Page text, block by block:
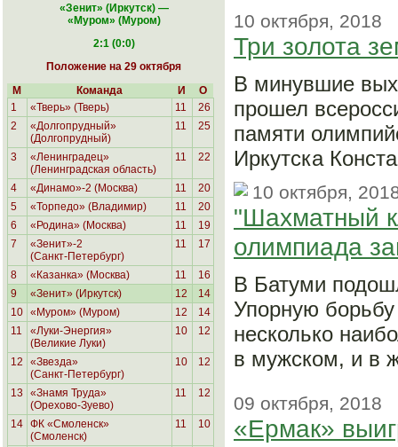
«Зенит» (Иркутск) —
«Муром» (Муром)
2:1 (0:0)
Положение на 29 октября
М
Команда И
О
1
«Тверь» (Тверь) 11
26
2
«Долгопрудный»
(Долгопрудный)
11 25
3
«Ленинградец»
(Ленинградская область)
11 22
4 «Динамо»-2 (Москва) 11
20
5
«Торпедо» (Владимир) 11
20
6
«Родина» (Москва) 11
19
7
«Зенит»-2
(Санкт-Петербург)
11 17
8 «Казанка» (Москва) 11
16
9
«Зенит» (Иркутск) 12
14
10 «Муром» (Муром) 12
14
11
«Луки-Энергия»
(Великие Луки)
10 12
12
«Звезда»
(Санкт-Петербург)
10 12
13
«Знамя Труда»
(Орехово-Зуево)
11 12
14 ФК «Смоленск»
(Смоленск)
11 10
10 октября, 2018
Три золота
В минувшие
прошел
памяти
Иркутска
10 октября,
"Шахматный
олимпиада
В Батуми
Упорную
несколько
в мужском, и в
09 октября, 2018
«Ермак»